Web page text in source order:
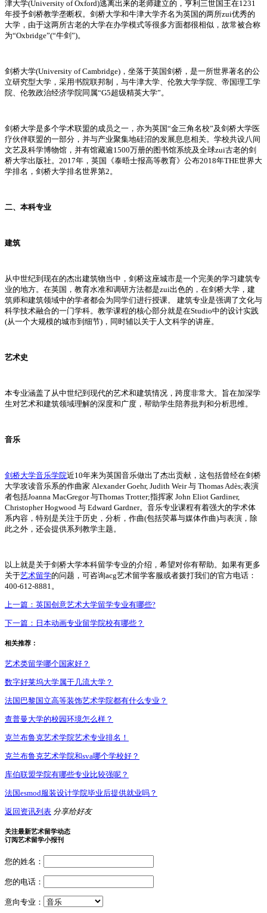
津大学(University of Oxford)逃离出来的老师建立的，亨利三世国王在1231
年授予剑桥教学垄断权。剑桥大学和牛津大学齐名为英国的两所zui优秀的
大学，由于这两所古老的大学在办学模式等很多方面都很相似，故常被合称
为“Oxbridge”(“牛剑”)。
剑桥大学(University of Cambridge)，坐落于英国剑桥，是一所世界著名的公
立研究型大学，采用书院联邦制，与牛津大学、伦敦大学学院、帝国理工学
院、伦敦政治经济学院同属“G5超级精英大学”。
剑桥大学是多个学术联盟的成员之一，亦为英国“金三角名校”及剑桥大学医
疗伙伴联盟的一部分，并与产业聚集地硅沼的发展息息相关。学校共设八间
文艺及科学博物馆，并有馆藏逾1500万册的图书馆系统及全球zui古老的剑
桥大学出版社。2017年，英国《泰晤士报高等教育》公布2018年THE世界大
学排名，剑桥大学排名世界第2。
二、本科专业
建筑
从中世纪到现在的杰出建筑物当中，剑桥这座城市是一个完美的学习建筑专
业的地方。在英国，教育水准和调研方法都是zui出色的，在剑桥大学，建
筑师和建筑领域中的学者都会为同学们进行授课。 建筑专业是强调了文化与
科学技术融合的一门学科。教学课程的核心部分就是在Studio中的设计实践
(从一个大规模的城市到细节)，同时辅以关于人文科学的讲座。
艺术史
本专业涵盖了从中世纪到现代的艺术和建筑情况，跨度非常大。旨在加深学
生对艺术和建筑领域理解的深度和广度，帮助学生陪养批判和分析思维。
音乐
剑桥大学音乐学院近10年来为英国音乐做出了杰出贡献，这包括曾经在剑桥
大学攻读音乐系的作曲家 Alexander Goehr, Judith Weir 与 Thomas Adès;表演
者包括Joanna MacGregor 与Thomas Trotter;指挥家 John Eliot Gardiner,
Christopher Hogwood 与 Edward Gardner。音乐专业课程有着强大的学术体
系内容，特别是关注于历史，分析，作曲(包括荧幕与媒体作曲)与表演，除
此之外，还会提供系列教学主题。
以上就是关于剑桥大学本科留学专业的介绍，希望对你有帮助。如果有更多
关于艺术留学的问题，可咨询acg艺术留学客服或者拨打我们的官方电话：
400-612-8881。
上一篇： 英国创意艺术大学留学专业有哪些?
下一篇： 日本动画专业留学院校有哪些？
相关推荐：
艺术类留学哪个国家好？
数字好莱坞大学属于几流大学？
法国巴黎国立高等装饰艺术学院都有什么专业？
查普曼大学的校园环境怎么样？
克兰布鲁克艺术学院艺术专业排名！
克兰布鲁克艺术学院和sva哪个学校好？
库伯联盟学院有哪些专业比较强呢？
法国esmod服装设计学院毕业后提供就业吗？
返回资讯列表 分享给好友
关注最新艺术留学动态
订阅艺术留学小报刊
您的姓名：
您的电话：
意向专业：